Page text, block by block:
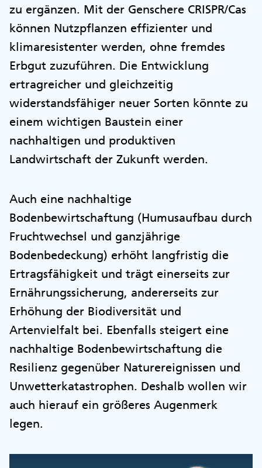
zu ergänzen. Mit der Genschere CRISPR/Cas
können Nutzpflanzen effizienter und
klimaresistenter werden, ohne fremdes
Erbgut zuzuführen. Die Entwicklung
ertragreicher und gleichzeitig
widerstandsfähiger neuer Sorten könnte zu
einem wichtigen Baustein einer
nachhaltigen und produktiven
Landwirtschaft der Zukunft werden.
Auch eine nachhaltige
Bodenbewirtschaftung (Humusaufbau durch
Fruchtwechsel und ganzjährige
Bodenbedeckung) erhöht langfristig die
Ertragsfähigkeit und trägt einerseits zur
Ernährungssicherung, andererseits zur
Erhöhung der Biodiversität und
Artenvielfalt bei. Ebenfalls steigert eine
nachhaltige Bodenbewirtschaftung die
Resilienz gegenüber Naturereignissen und
Unwetterkatastrophen. Deshalb wollen wir
auch hierauf ein größeres Augenmerk
legen.